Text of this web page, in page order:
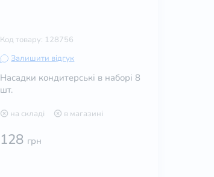
Код товару: 128756
Залишити відгук
Насадки кондитерські в наборі 8
шт.
на складі в магазині
128 грн